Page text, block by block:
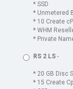
État du réseau
Contactez-nous
* SSD
* Unmetered
* 10 Create
* WHM
* Private
RS 2 LS -
* 20 GB Disc
* 15 Create